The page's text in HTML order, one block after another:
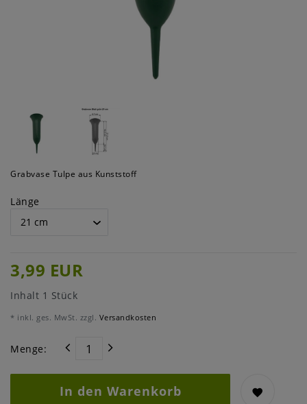
Grabvase Tulpe aus Kunststoff
Länge
3,99 EUR
Inhalt 1 Stück
* inkl. ges. MwSt. zzgl. Versandkosten
Menge:
In den Warenkorb